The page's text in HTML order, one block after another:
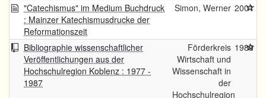
"Catechismus" im Medium Buchdruck
: Mainzer Katechismusdrucke der
Reformationszeit
Simon, Werner 2001
Bibliographie wissenschaftlicher
Veröffentlichungen aus der
Hochschulregion Koblenz : 1977 -
1987
Förderkreis
Wirtschaft und
Wissenschaft in
der
Hochschulregion
1989